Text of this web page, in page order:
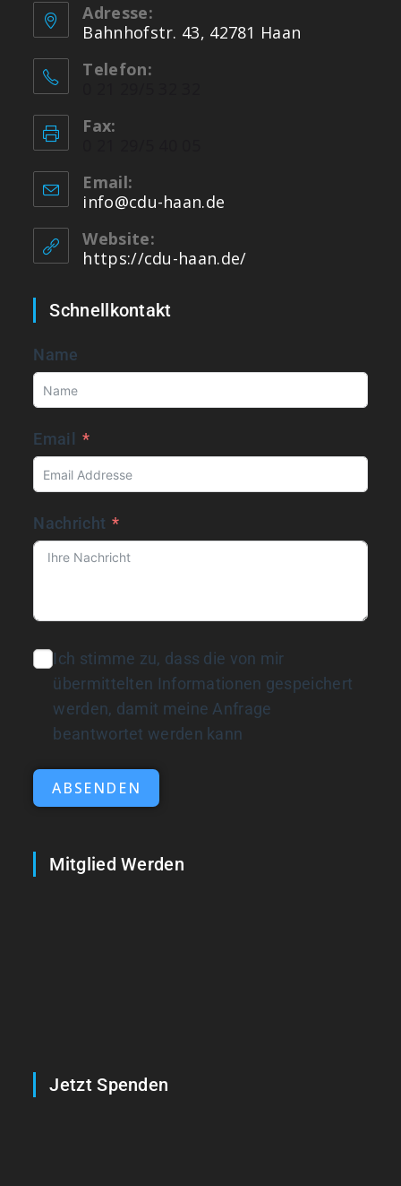
Adresse:
Bahnhofstr. 43, 42781 Haan
Telefon:
Fax:
Email:
info@cdu-haan.de
Website:
https://cdu-haan.de/
Schnellkontakt
Name
Email
Nachricht
Ich stimme zu, dass die von mir
übermittelten Informationen gespeichert
werden, damit meine Anfrage
beantwortet werden kann
ABSENDEN
Mitglied Werden
Jetzt Spenden